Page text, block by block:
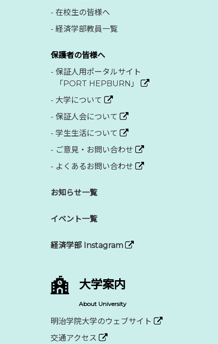
- 在校生の皆様へ
- 経済学部教員一覧
保護者の皆様へ
- 保証人用ポータルサイト
「PORT HEPBURN」
- 大学について
- 保証人会について
- 学生生活について
- ご意見・お問い合わせ
- よくあるお問い合わせ
お知らせ一覧
イベント一覧
経済学部 Instagram
大学案内
About University
明治学院大学のウェブサイト
交通アクセス